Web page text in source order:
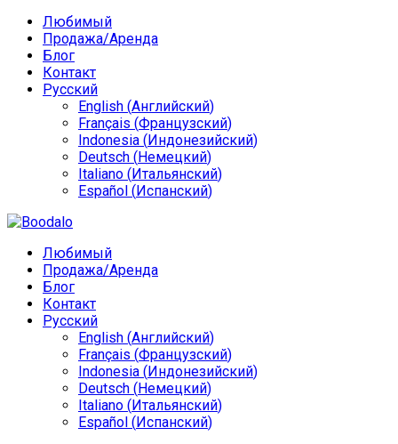
Любимый
Продажа/Аренда
Блог
Контакт
Русский
English (Английский)
Français (Французский)
Indonesia (Индонезийский)
Deutsch (Немецкий)
Italiano (Итальянский)
Español (Испанский)
Любимый
Продажа/Аренда
Блог
Контакт
Русский
English (Английский)
Français (Французский)
Indonesia (Индонезийский)
Deutsch (Немецкий)
Italiano (Итальянский)
Español (Испанский)